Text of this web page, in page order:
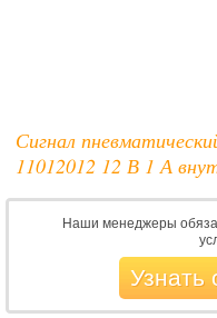
Сигнал
11012012 12 В 1 А
Наши менеджеры
Узнать